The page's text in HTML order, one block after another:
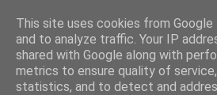
HOME
This site uses cookies from
and to analyze traffic. Your IP
shared with Google along with
metrics to ensure quality of
statistics, and to detect and